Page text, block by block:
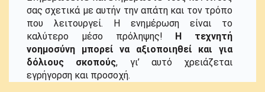
σας σχετικά με αυτήν την απάτη και τον τρόπο
που λειτουργεί. Η ενημέρωση είναι το
καλύτερο μέσο πρόληψης!
Η τεχνητή
νοημοσύνη μπορεί να αξιοποιηθεί και για
δόλιους σκοπούς, γι’ αυτό χρειάζεται
εγρήγορση και προσοχή.